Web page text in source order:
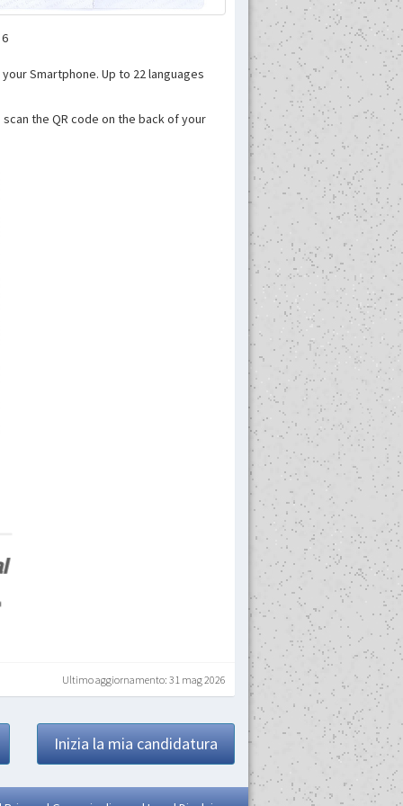
Smartphone. Up to 22 languages
the QR code on the back of your
Ultimo aggiornamento: 31 mag 2026
Inizia la mia candidatura